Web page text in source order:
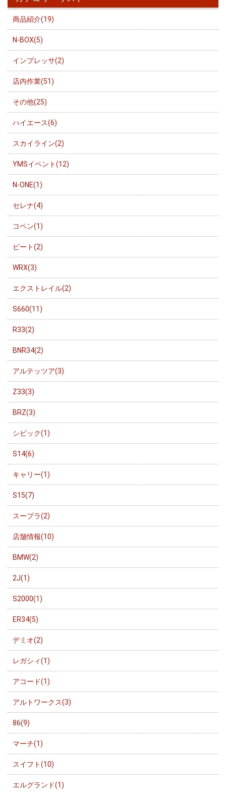
商品紹介(19)
N-BOX(5)
インプレッサ(2)
店内作業(51)
その他(25)
ハイエース(6)
スカイライン(2)
YMSイベント(12)
N-ONE(1)
セレナ(4)
コペン(1)
ビート(2)
WRX(3)
エクストレイル(2)
S660(11)
R33(2)
BNR34(2)
アルテッツア(3)
Z33(3)
BRZ(3)
シビック(1)
S14(6)
キャリー(1)
S15(7)
スープラ(2)
店舗情報(10)
BMW(2)
2J(1)
S2000(1)
ER34(5)
デミオ(2)
レガシィ(1)
アコード(1)
アルトワークス(3)
86(9)
マーチ(1)
スイフト(10)
エルグランド(1)